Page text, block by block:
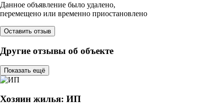
Данное объявление было удалено,
перемещено или временно приостановлено
Оставить отзыв
Другие отзывы об объекте
Показать ещё
Хозяин жилья: ИП